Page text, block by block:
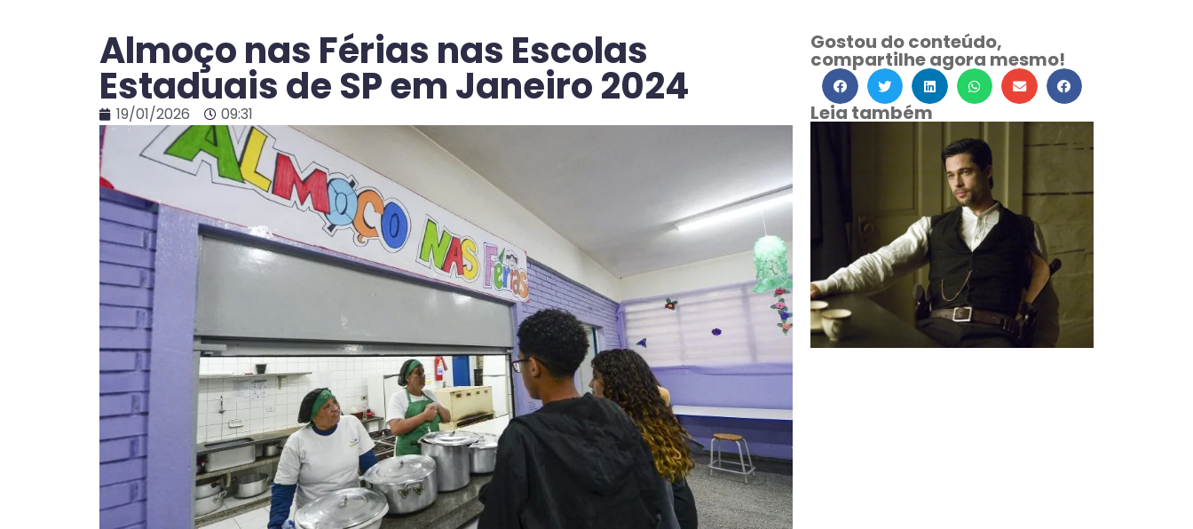
Almoço nas Férias nas Escolas
Estaduais de SP em Janeiro 2024
19/01/2026 09:31
Gostou do conteúdo,
compartilhe agora mesmo!
Leia também